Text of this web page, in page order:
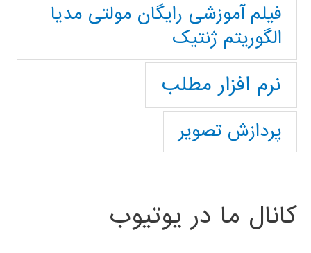
فیلم آموزشی رایگان مولتی مدیا
الگوریتم ژنتیک
نرم افزار مطلب
پردازش تصویر
کانال ما در یوتیوب